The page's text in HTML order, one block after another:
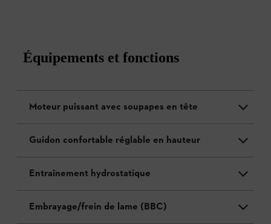
Équipements et fonctions
Moteur puissant avec soupapes en tête
Guidon confortable réglable en hauteur
Entraînement hydrostatique
Embrayage/frein de lame (BBC)